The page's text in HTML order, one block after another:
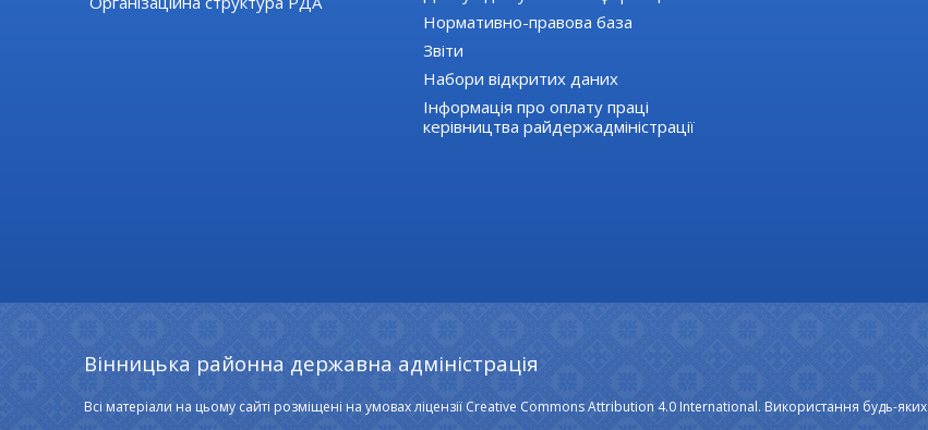
Нормативно-правова база
Звіти
Набори відкритих даних
Інформація про оплату праці
керівництва райдержадміністрації
Вінницька районна державна адміністрація
Всі матеріали на цьому сайті розміщені на умовах ліцензії Creative Commons Attribution 4.0 International. Використання будь-яких